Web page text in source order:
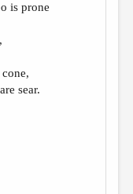
is prone
sear.